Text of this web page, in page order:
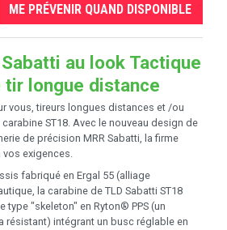
ME PRÉVENIR QUAND DISPONIBLE
au look Tactique
tir longue distance
vous, tireurs longues distances et /ou
ST18. Avec le nouveau design de
de précision MRR Sabatti, la firme
vos exigences.
fabriqué en Ergal 55 (alliage
la carabine de TLD Sabatti ST18
"skeleton" en Ryton® PPS (un
résistant) intégrant un busc réglable en